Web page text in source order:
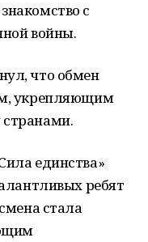
с
войны.
что обмен
укрепляющим
единства»
ребят
стала